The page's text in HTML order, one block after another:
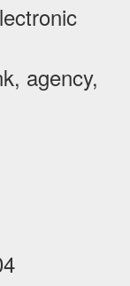
agency,